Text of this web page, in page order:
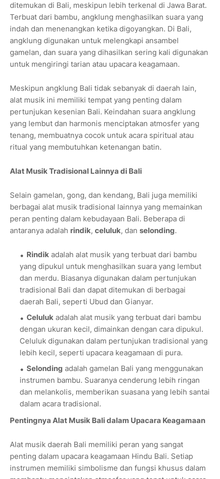
ditemukan di Bali, meskipun lebih terkenal di Jawa Barat.
Terbuat dari bambu, angklung menghasilkan suara yang
indah dan menenangkan ketika digoyangkan. Di Bali,
angklung digunakan untuk melengkapi ansambel
gamelan, dan suara yang dihasilkan sering kali digunakan
untuk mengiringi tarian atau upacara keagamaan.
Meskipun angklung Bali tidak sebanyak di daerah lain,
alat musik ini memiliki tempat yang penting dalam
pertunjukan kesenian Bali. Keindahan suara angklung
yang lembut dan harmonis menciptakan atmosfer yang
tenang, membuatnya cocok untuk acara spiritual atau
ritual yang membutuhkan ketenangan batin.
Alat Musik Tradisional Lainnya di Bali
Selain gamelan, gong, dan kendang, Bali juga memiliki
berbagai alat musik tradisional lainnya yang memainkan
peran penting dalam kebudayaan Bali. Beberapa di
antaranya adalah rindik, celuluk, dan selonding.
Rindik adalah alat musik yang terbuat dari bambu
yang dipukul untuk menghasilkan suara yang lembut
dan merdu. Biasanya digunakan dalam pertunjukan
tradisional Bali dan dapat ditemukan di berbagai
daerah Bali, seperti Ubud dan Gianyar.
Celuluk adalah alat musik yang terbuat dari bambu
dengan ukuran kecil, dimainkan dengan cara dipukul.
Celuluk digunakan dalam pertunjukan tradisional yang
lebih kecil, seperti upacara keagamaan di pura.
Selonding adalah gamelan Bali yang menggunakan
instrumen bambu. Suaranya cenderung lebih ringan
dan melankolis, memberikan suasana yang lebih santai
dalam acara tradisional.
Pentingnya Alat Musik Bali dalam Upacara Keagamaan
Alat musik daerah Bali memiliki peran yang sangat
penting dalam upacara keagamaan Hindu Bali. Setiap
instrumen memiliki simbolisme dan fungsi khusus dalam